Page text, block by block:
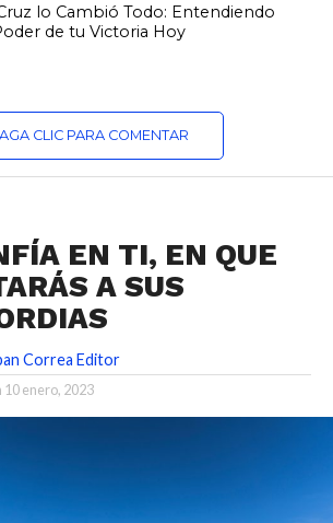
lo Cambió Todo: Entendiendo
de tu Victoria Hoy
CLIC PARA COMENTAR
EN TI, EN QUE
A SUS
Correa Editor
10 enero, 2023